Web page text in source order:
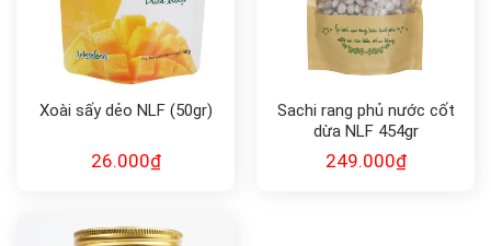
Xoài sấy dẻo NLF (50gr)
26.000₫
Sachi rang phủ nước cốt
dừa NLF 454gr
249.000₫